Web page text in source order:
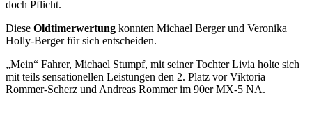
doch Pflicht.
Diese Oldtimerwertung konnten Michael Berger und Veronika
Holly-Berger für sich entscheiden.
„Mein“ Fahrer, Michael Stumpf, mit seiner Tochter Livia holte sich
mit teils sensationellen Leistungen den 2. Platz vor Viktoria
Rommer-Scherz und Andreas Rommer im 90er MX-5 NA.